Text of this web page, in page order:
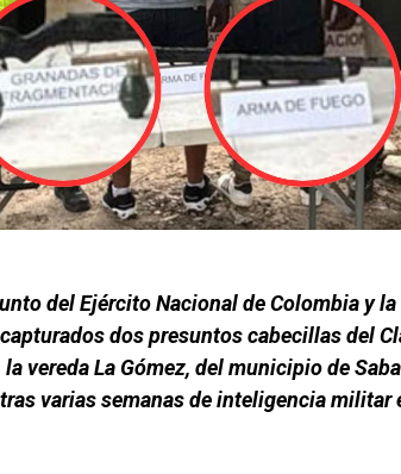
del Ejército Nacional de Colombia y
dos presuntos cabecillas del
vereda La Gómez, del municipio de
varias semanas de inteligencia militar